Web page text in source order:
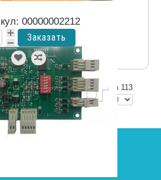
00000002212
Показано 1 - 40 из 113
1 из 3